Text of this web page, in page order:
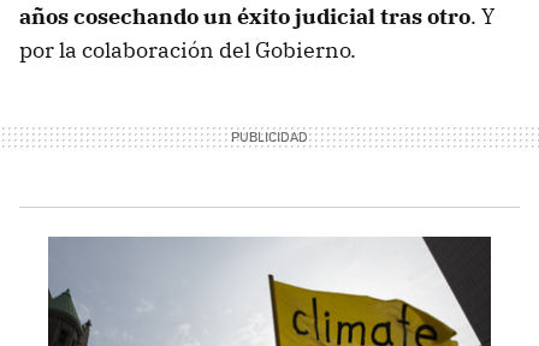
años cosechando un éxito judicial tras otro. Y
por la colaboración del Gobierno.